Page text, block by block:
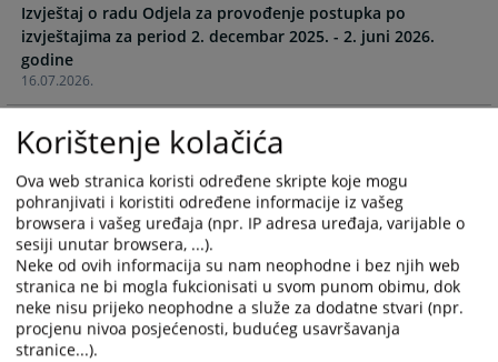
forward
to
interact
with
the
calendar
and
select
a
date.
Press
the
question
mark
key
forward
to
the
calendar
and
select
a
date.
Press
the
question
mark
16.07.2026.
Izvještaj o radu Odjela za provođenje postupka po
izvještajima za period 2. decembar 2025. - 2. juni 2026.
godine
24.12.2025.
Izvještaj o radu Odjela za provođenje postupka po
izvještajima za period 2. juni - 2. decembar 2025. godine
Korištenje kolačića
Ova web stranica koristi određene skripte koje mogu
pohranjivati i koristiti određene informacije iz vašeg
browsera i vašeg uređaja (npr. IP adresa uređaja, varijable o
sesiji unutar browsera, ...).
Neke od ovih informacija su nam neophodne i bez njih web
stranica ne bi mogla fukcionisati u svom punom obimu, dok
neke nisu prijeko neophodne a služe za dodatne stvari (npr.
procjenu nivoa posjećenosti, budućeg usavršavanja
stranice...).